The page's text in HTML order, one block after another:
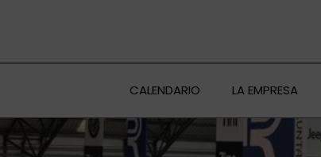
CALENDARIO LA EMPRESA